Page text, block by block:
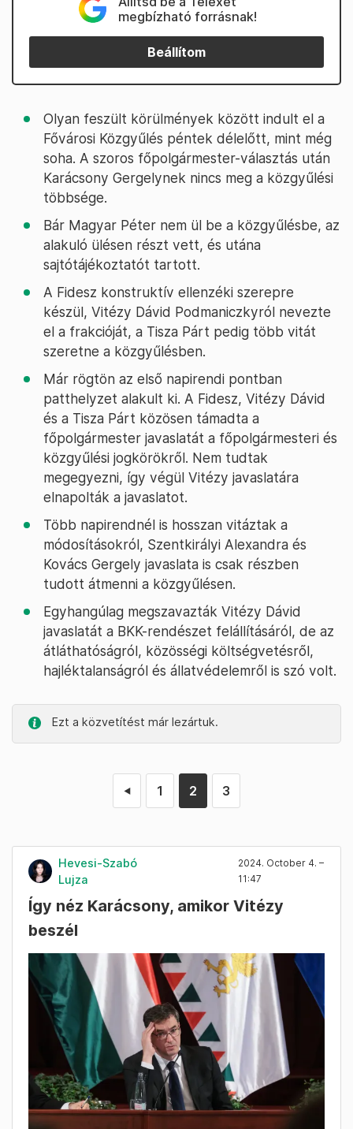
megbízható forrásnak!
Beállítom
Olyan feszült körülmények között indult el a
Fővárosi Közgyűlés péntek délelőtt, mint még
soha. A szoros főpolgármester-választás után
Karácsony Gergelynek nincs meg a közgyűlési
többsége.
Bár Magyar Péter nem ül be a közgyűlésbe, az
alakuló ülésen részt vett, és utána
sajtótájékoztatót tartott.
A Fidesz konstruktív ellenzéki szerepre
készül, Vitézy Dávid Podmaniczkyról nevezte
el a frakcióját, a Tisza Párt pedig több vitát
szeretne a közgyűlésben.
Már rögtön az első napirendi pontban
patthelyzet alakult ki. A Fidesz, Vitézy Dávid
és a Tisza Párt közösen támadta a
főpolgármester javaslatát a főpolgármesteri és
közgyűlési jogkörökről. Nem tudtak
megegyezni, így végül Vitézy javaslatára
elnapolták a javaslatot.
Több napirendnél is hosszan vitáztak a
módosításokról, Szentkirályi Alexandra és
Kovács Gergely javaslata is csak részben
tudott átmenni a közgyűlésen.
Egyhangúlag megszavazták Vitézy Dávid
javaslatát a BKK-rendészet felállításáról, de az
átláthatóságról, közösségi költségvetésről,
hajléktalanságról és állatvédelemről is szó volt.
Ezt a közvetítést már lezártuk.
◄ 1 2 3
Hevesi-Szabó
Lujza
2024. October 4. –
11:47
Így néz Karácsony, amikor Vitézy
beszél